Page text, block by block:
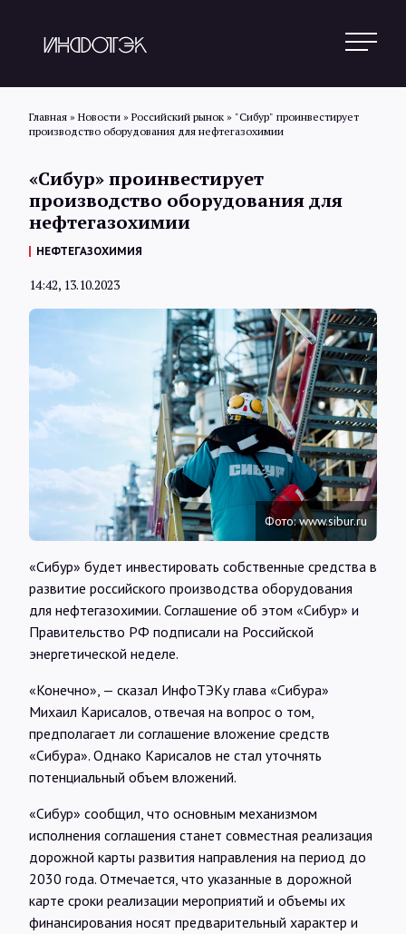
Новости
Обзоры
Интервью
Карты
О нас
@Infotek_Russia
Главная » Новости » Российский рынок » "Сибур" проинвестирует
производство оборудования для нефтегазохимии
«Сибур» проинвестирует
производство оборудования для
нефтегазохимии
НЕФТЕГАЗОХИМИЯ
14:42, 13.10.2023
Фото: www.sibur.ru
«Сибур» будет инвестировать собственные средства в
развитие российского производства оборудования
для нефтегазохимии. Соглашение об этом «Сибур» и
Правительство РФ подписали на Российской
энергетической неделе.
«Конечно», — сказал ИнфоТЭКу глава «Сибура»
Михаил Карисалов, отвечая на вопрос о том,
предполагает ли соглашение вложение средств
«Сибура». Однако Карисалов не стал уточнять
потенциальный объем вложений.
«Сибур» сообщил, что основным механизмом
исполнения соглашения станет совместная реализация
дорожной карты развития направления на период до
2030 года. Отмечается, что указанные в дорожной
карте сроки реализации мероприятий и объемы их
финансирования носят предварительный характер и